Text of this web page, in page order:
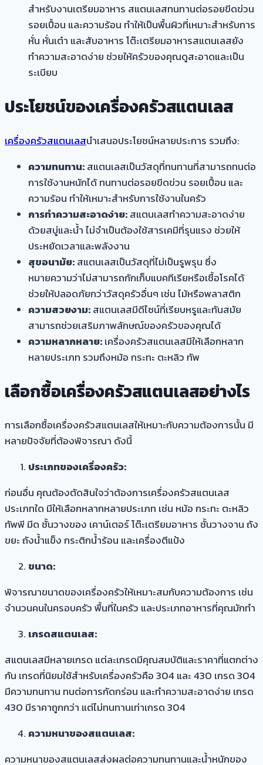
สำหรับงานเตรียมอาหาร สแตนเลสทนทานต่อรอยขีดข่วน
รอยเปื้อน และความร้อน ทำให้เป็นพื้นผิวที่เหมาะสำหรับการ
หั่น หั่นเต๋า และสับอาหาร โต๊ะเตรียมอาหารสแตนเลสยัง
ทำความสะอาดง่าย ช่วยให้ครัวของคุณดูสะอาดและเป็น
ระเบียบ
ประโยชน์ของเครื่องครัวสแตนเลส
เครื่องครัวสแตนเลสนำเสนอประโยชน์หลายประการ รวมถึง:
ความทนทาน:สแตนเลสเป็นวัสดุที่ทนทานที่สามารถทนต่อ
การใช้งานหนักได้ ทนทานต่อรอยขีดข่วน รอยเปื้อน และ
ความร้อน ทำให้เหมาะสำหรับการใช้งานในครัว
การทำความสะอาดง่าย:สแตนเลสทำความสะอาดง่าย
ด้วยสบู่และน้ำ ไม่จำเป็นต้องใช้สารเคมีที่รุนแรง ช่วยให้
ประหยัดเวลาและพลังงาน
สุขอนามัย:สแตนเลสเป็นวัสดุที่ไม่เป็นรูพรุน ซึ่ง
หมายความว่าไม่สามารถกักเก็บแบคทีเรียหรือเชื้อโรคได้
ช่วยให้ปลอดภัยกว่าวัสดุครัวอื่นๆ เช่น ไม้หรือพลาสติก
ความสวยงาม:สแตนเลสมีดีไซน์ที่เรียบหรูและทันสมัย
สามารถช่วยเสริมภาพลักษณ์ของครัวของคุณได้
ความหลากหลาย:เครื่องครัวสแตนเลสมีให้เลือกหลาก
หลายประเภท รวมถึงหม้อ กระทะ ตะหลิว ทัพ
เลือกซื้อเครื่องครัวสแตนเลสอย่างไร
การเลือกซื้อเครื่องครัวสแตนเลสให้เหมาะกับความต้องการนั้น มี
หลายปัจจัยที่ต้องพิจารณา ดังนี้
ประเภทของเครื่องครัว:
ก่อนอื่น คุณต้องตัดสินใจว่าต้องการเครื่องครัวสแตนเลส
ประเภทใด มีให้เลือกหลากหลายประเภท เช่น หม้อ กระทะ ตะหลิว
ทัพพี มีด ชั้นวางของ เคาน์เตอร์ โต๊ะเตรียมอาหาร ชั้นวางจาน ถัง
ขยะ ถังน้ำแข็ง กระติกน้ำร้อน และเครื่องตีแป้ง
ขนาด:
พิจารณาขนาดของเครื่องครัวให้เหมาะสมกับความต้องการ เช่น
จำนวนคนในครอบครัว พื้นที่ในครัว และประเภทอาหารที่คุณมักทำ
เกรดสแตนเลส:
สแตนเลสมีหลายเกรด แต่ละเกรดมีคุณสมบัติและราคาที่แตกต่าง
กัน เกรดที่นิยมใช้สำหรับเครื่องครัวคือ 304 และ 430 เกรด 304
มีความทนทาน ทนต่อการกัดกร่อน และทำความสะอาดง่าย เกรด
430 มีราคาถูกกว่า แต่ไม่ทนทานเท่าเกรด 304
ความหนาของสแตนเลส:
ความหนาของสแตนเลสส่งผลต่อความทนทานและน้ำหนักของ